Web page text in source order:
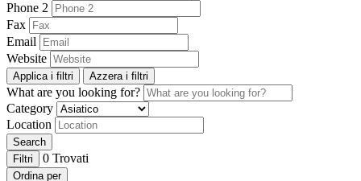
Phone 2
Fax
Email
Website
Applica i filtri Azzera i filtri
What are you looking for?
Category
Location
Search
Filtri
0 Trovati
Ordina per